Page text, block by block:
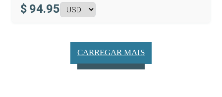
$ 94.95
CARREGAR MAIS